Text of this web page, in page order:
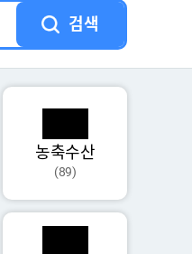
검색
농축수산
(89)